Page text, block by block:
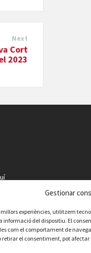
Gestionar
millors experiències, utilitzem
informació del dispositiu. El
com el comportament de
retirar el consentiment, pot
Next
Cort
2023